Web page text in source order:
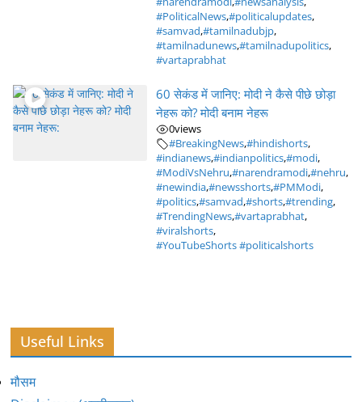
#PoliticalNews,#politicalupdates,
#samvad,#tamilnadubjp,
#tamilnadunews,#tamilnadupolitics,
#vartaprabhat
60 सेकंड में जानिए: मोदी ने कैसे पीछे छोड़ा
नेहरू को? मोदी बनाम नेहरू
0views
#BreakingNews,#hindishorts,
#indianews,#indianpolitics,#modi,
#ModiVsNehru,#narendramodi,#nehru,
#newindia,#newsshorts,#PMModi,
#politics,#samvad,#shorts,#trending,
#TrendingNews,#vartaprabhat,
#viralshorts,
#YouTubeShorts #politicalshorts
Useful Links
मौसम